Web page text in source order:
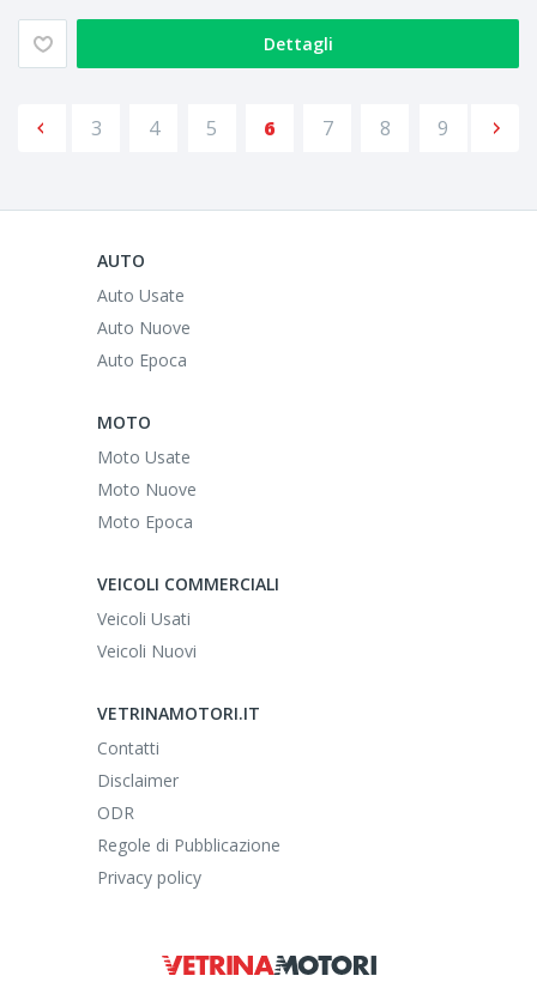
Dettagli
3 4 5 6 7 8 9
AUTO
Auto Usate
Auto Nuove
Auto Epoca
MOTO
Moto Usate
Moto Nuove
Moto Epoca
VEICOLI COMMERCIALI
Veicoli Usati
Veicoli Nuovi
VETRINAMOTORI.IT
Contatti
Disclaimer
ODR
Regole di Pubblicazione
Privacy policy